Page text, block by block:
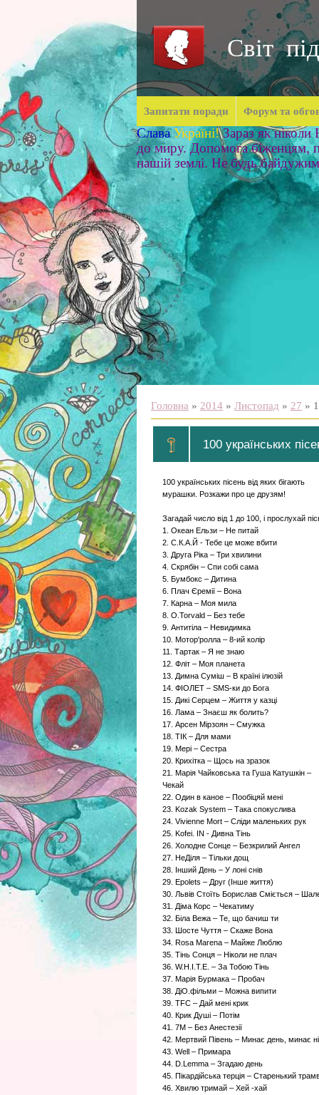
Світ
Запитати поради Форум та
Слава Україні! Зараз як
до миру. Допомога біженцям,
нашій землі. Не будь
Головна » 2014 » Листопад » 27 »
100 українських
100 українських пісень від яких бігають
мурашки. Розкажи про це друзям!
Загадай число від 1 до 100, і прослухай
1. Океан Ельзи – Не питай
2. С.К.А.Й - Тебе це може вбити
3. Друга Рiка – Три хвилини
4. Скрябін – Спи собі сама
5. Бумбокс – Дитина
6. Плач Єремії – Вона
7. Карна – Моя мила
8. O.Torvald – Без тебе
9. Антитіла – Невидимка
10. Мотор'ролла – 8-ий колір
11. Тартак – Я не знаю
12. Фліт – Моя планета
13. Димна Суміш – В країні ілюзій
14. ФІОЛЕТ – SMS-ки до Бога
15. Дикі Серцем – Життя у казці
16. Лама – Знаєш як болить?
17. Арсен Мірзоян – Смужка
18. ТІК – Для мами
19. Мері – Сестра
20. Крихітка – Щось на зразок
21. Марія Чайковська та Гуша Катушкін –
Чекай
22. Один в каное – Пообіцяй мені
23. Kozak System – Така спокуслива
24. Vivienne Mort – Сліди маленьких рук
25. Kofei. IN - Дивна Тінь
26. Холодне Сонце – Безкрилий Ангел
27. НеДіля – Тільки дощ
28. Інший День – У лоні снів
29. Epolets – Друг (Інше життя)
30. Львів Стоїть Борислав Сміється –
31. Діма Корс – Чекатиму
32. Біла Вежа – Те, що бачиш ти
33. Шосте Чуття – Скаже Вона
34. Rosa Marena – Майже Люблю
35. Тінь Сонця – Ніколи не плач
36. W.H.I.T.E. – За Тобою Тiнь
37. Марія Бурмака – Пробач
38. ДіО.фільми – Можна випити
39. TFC – Дай менi крик
40. Крик Душі – Потім
41. 7М – Без Анестезії
42. Мертвий Півень – Минає день, минає
43. Well – Примара
44. D.Lemma – Згадаю день
45. Пікардійська терція – Старенький
46. Хвилю тримай – Хей -хай